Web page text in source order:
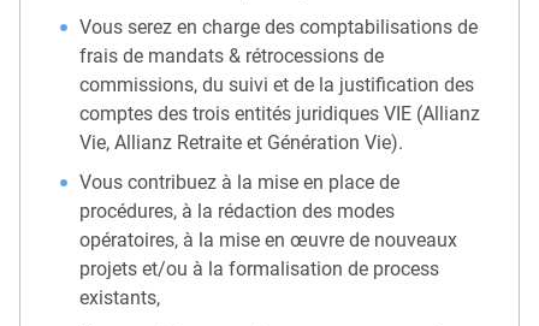
Vous serez en charge des comptabilisations de
frais de mandats & rétrocessions de
commissions, du suivi et de la justification des
comptes des trois entités juridiques VIE (Allianz
Vie, Allianz Retraite et Génération Vie).
Vous contribuez à la mise en place de
procédures, à la rédaction des modes
opératoires, à la mise en œuvre de nouveaux
projets et/ou à la formalisation de process
existants,